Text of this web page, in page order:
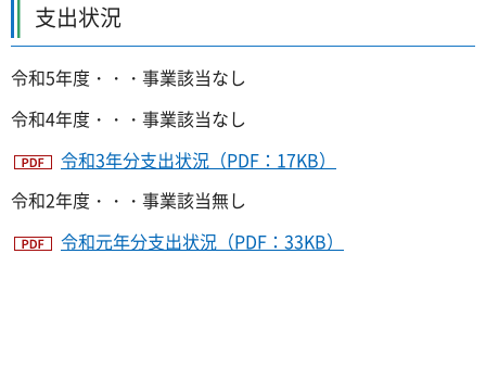
支出状況
令和5年度・・・事業該当なし
令和4年度・・・事業該当なし
令和3年分支出状況（PDF：17KB）
令和2年度・・・事業該当無し
令和元年分支出状況（PDF：33KB）